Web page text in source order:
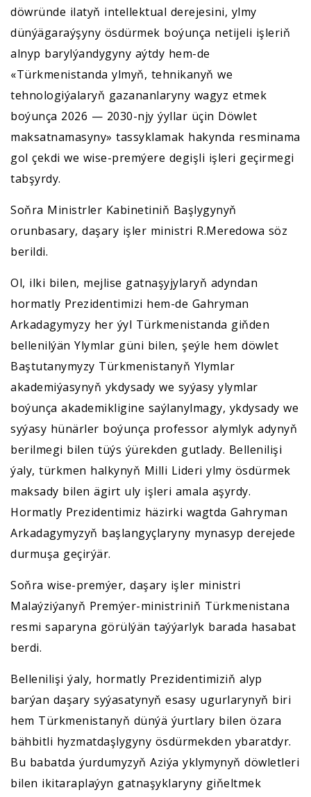
döwründe ilatyň intellektual derejesini, ylmy
dünýägaraýşyny ösdürmek boýunça netijeli işleriň
alnyp barylýandygyny aýtdy hem-de
«Türkmenistanda ylmyň, tehnikanyň we
tehnologiýalaryň gazananlaryny wagyz etmek
boýunça 2026 — 2030-njy ýyllar üçin Döwlet
maksatnamasyny» tassyklamak hakynda resminama
gol çekdi we wise-premýere degişli işleri geçirmegi
tabşyrdy.
Soňra Ministrler Kabinetiniň Başlygynyň
orunbasary, daşary işler ministri R.Meredowa söz
berildi.
Ol, ilki bilen, mejlise gatnaşyjylaryň adyndan
hormatly Prezidentimizi hem-de Gahryman
Arkadagymyzy her ýyl Türkmenistanda giňden
bellenilýän Ylymlar güni bilen, şeýle hem döwlet
Baştutanymyzy Türkmenistanyň Ylymlar
akademiýasynyň ykdysady we syýasy ylymlar
boýunça akademikligine saýlanylmagy, ykdysady we
syýasy hünärler boýunça professor alymlyk adynyň
berilmegi bilen tüýs ýürekden gutlady. Bellenilişi
ýaly, türkmen halkynyň Milli Lideri ylmy ösdürmek
maksady bilen ägirt uly işleri amala aşyrdy.
Hormatly Prezidentimiz häzirki wagtda Gahryman
Arkadagymyzyň başlangyçlaryny mynasyp derejede
durmuşa geçirýär.
Soňra wise-premýer, daşary işler ministri
Malaýziýanyň Premýer-ministriniň Türkmenistana
resmi saparyna görülýän taýýarlyk barada hasabat
berdi.
Bellenilişi ýaly, hormatly Prezidentimiziň alyp
barýan daşary syýasatynyň esasy ugurlarynyň biri
hem Türkmenistanyň dünýä ýurtlary bilen özara
bähbitli hyzmatdaşlygyny ösdürmekden ybaratdyr.
Bu babatda ýurdumyzyň Aziýa yklymynyň döwletleri
bilen ikitaraplaýyn gatnaşyklaryny giňeltmek